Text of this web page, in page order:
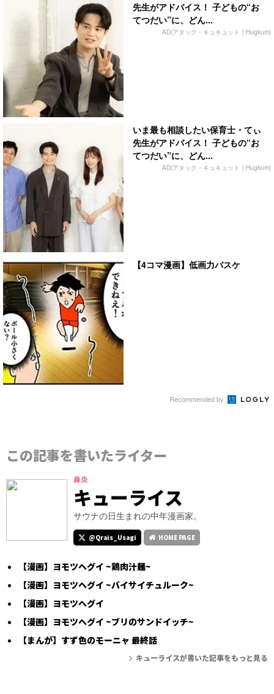
先生がアドバイス！ 子どもの“お
てつだい”に、どん...
AD(アタック・キュキュット｜Hugkum)
いま最も相談したい保育士・てぃ
先生がアドバイス！ 子どもの“お
てつだい”に、どん...
AD(アタック・キュキュット｜Hugkum)
【4コマ漫画】低画力バスケ
Recommended by
この記事を書いたライター
鼻炎
キューライス
サウナの日生まれの中年漫画家。
@Qrais_Usagi HOME PAGE
【漫画】ヨモツヘグイ ~鶏肉汁麺~
【漫画】ヨモツヘグイ ~バイサイチュルーク~
【漫画】ヨモツヘグイ
【漫画】ヨモツヘグイ ~ブリのサンドイッチ~
【まんが】すず色のモーニャ 最終話
キューライスが書いた記事をもっと見る